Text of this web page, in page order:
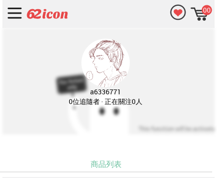
00
a6336771
0位追隨者 · 正在關注0人
商品列表